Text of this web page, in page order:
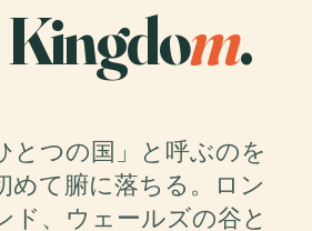
m.
とつの国」と呼ぶのを
めて腑に落ちる。ロン
ド、ウェールズの谷と